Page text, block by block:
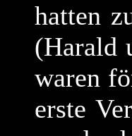
hatten
(Harald
waren
erste